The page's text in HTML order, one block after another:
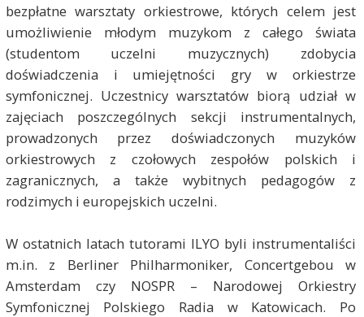
bezpłatne warsztaty orkiestrowe, których celem jest
umożliwienie młodym muzykom z całego świata
(studentom uczelni muzycznych) zdobycia
doświadczenia i umiejętności gry w orkiestrze
symfonicznej. Uczestnicy warsztatów biorą udział w
zajęciach poszczególnych sekcji instrumentalnych,
prowadzonych przez doświadczonych muzyków
orkiestrowych z czołowych zespołów polskich i
zagranicznych, a także wybitnych pedagogów z
rodzimych i europejskich uczelni.
W ostatnich latach tutorami ILYO byli instrumentaliści
m.in. z Berliner Philharmoniker, Concertgebou w
Amsterdam czy NOSPR – Narodowej Orkiestry
Symfonicznej Polskiego Radia w Katowicach. Po